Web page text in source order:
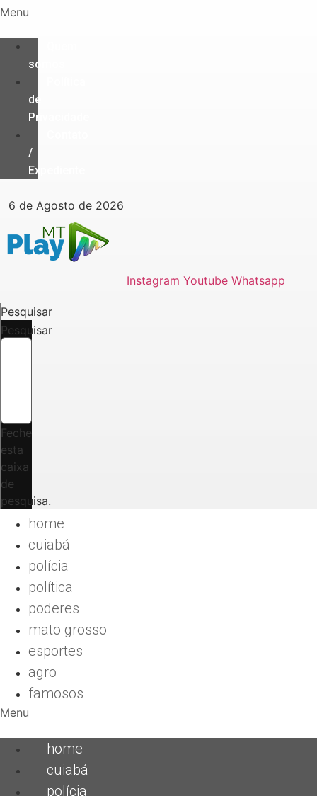
Ir
o
conteúdo
Menu
somos
de
Privacidade
/
Expediente
6 de Agosto de 2026
Instagram Youtube Whatsapp
Pesquisar
Pesquisar
Feche
esta
caixa
de
pesquisa.
home
cuiabá
polícia
política
poderes
mato grosso
esportes
agro
famosos
Menu
home
cuiabá
polícia